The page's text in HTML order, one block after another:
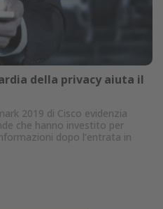
della privacy aiuta il
2019 di Cisco evidenzia
che hanno investito per
dopo l’entrata in